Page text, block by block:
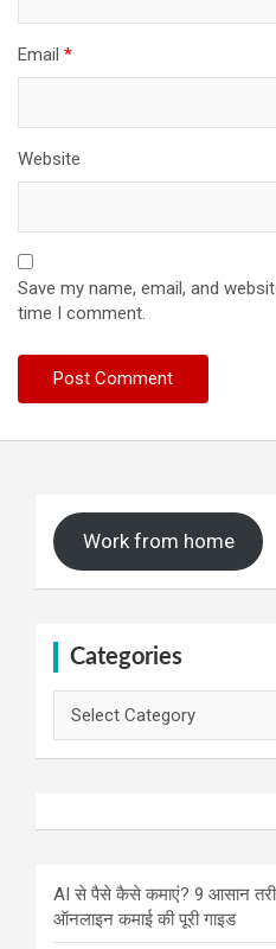
Email *
Website
Save my name, email, and
time I comment.
Work from home
Categories
AI से पैसे कैसे कमाएं? 9 आसान
ऑनलाइन कमाई की पूरी गाइड